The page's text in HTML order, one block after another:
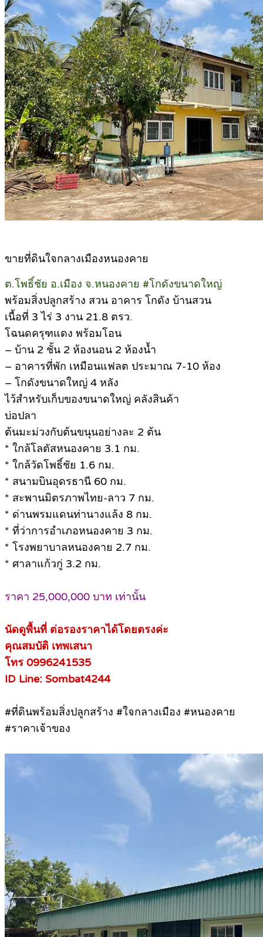
ขายที่ดินใจกลางเมืองหนองคาย
ต.โพธิ์ชัย อ.เมือง จ.หนองคาย #โกดังขนาดใหญ่
พร้อมสิ่งปลูกสร้าง สวน อาคาร โกดัง บ้านสวน
เนื้อที่ 3 ไร่ 3 งาน 21.8 ตรว.
โฉนดครุฑแดง พร้อมโอน
– บ้าน 2 ชั้น 2 ห้องนอน 2 ห้องน้ำ
– อาคารที่พัก เหมือนแฟลต ประมาณ 7-10 ห้อง
– โกดังขนาดใหญ่ 4 หลัง
ไว้สำหรับเก็บของขนาดใหญ่ คลังสินค้า
บ่อปลา
ต้นมะม่วงกับต้นขนุนอย่างละ 2 ต้น
* ใกล้โลตัสหนองคาย 3.1 กม.
* ใกล้วัดโพธิ์ชัย 1.6 กม.
* สนามบินอุดรธานี 60 กม.
* สะพานมิตรภาพไทย-ลาว 7 กม.
* ด่านพรมแดนท่านางแล้ง 8 กม.
* ที่ว่าการอำเภอหนองคาย 3 กม.
* โรงพยาบาลหนองคาย 2.7 กม.
* ศาลาแก้วกู่ 3.2 กม.
ราคา 25,000,000 บาท เท่านั้น
นัดดูพื้นที่ ต่อรองราคาได้โดยตรงค่ะ
คุณสมบัติ เทพเสนา
โทร 0996241535
ID Line: Sombat4244
#ที่ดินพร้อมสิ่งปลูกสร้าง #ใจกลางเมือง #หนองคาย
#ราคาเจ้าของ